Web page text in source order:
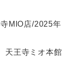
MIO店/2025年
王寺ミオ本館